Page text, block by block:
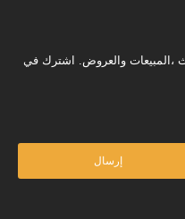
،المبيعات والعروض. اشترك في
إرسال